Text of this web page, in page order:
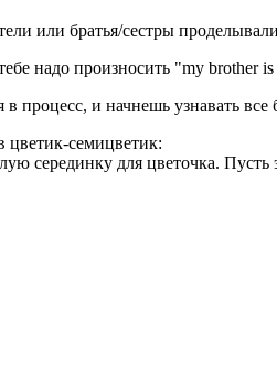
или братья/сестры
надо произносить "my
процесс, и начнешь узнавать
цветик-семицветик:
серединку для цветочка.